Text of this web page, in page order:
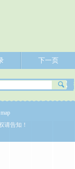
下一页
map
请告知！